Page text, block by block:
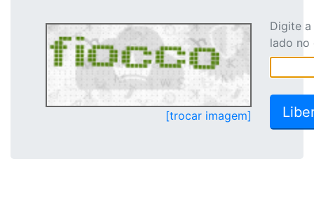
[trocar imagem]
Digite
lado no